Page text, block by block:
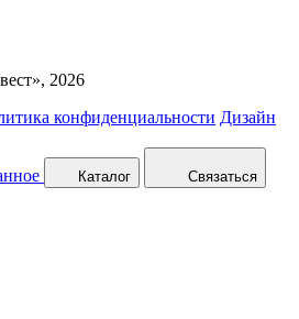
2026
конфиденциальности Дизайн
Каталог Связаться